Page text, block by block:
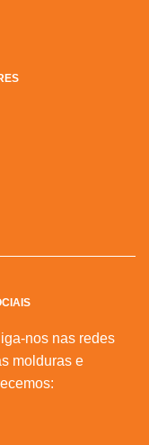
nos nas redes
molduras e